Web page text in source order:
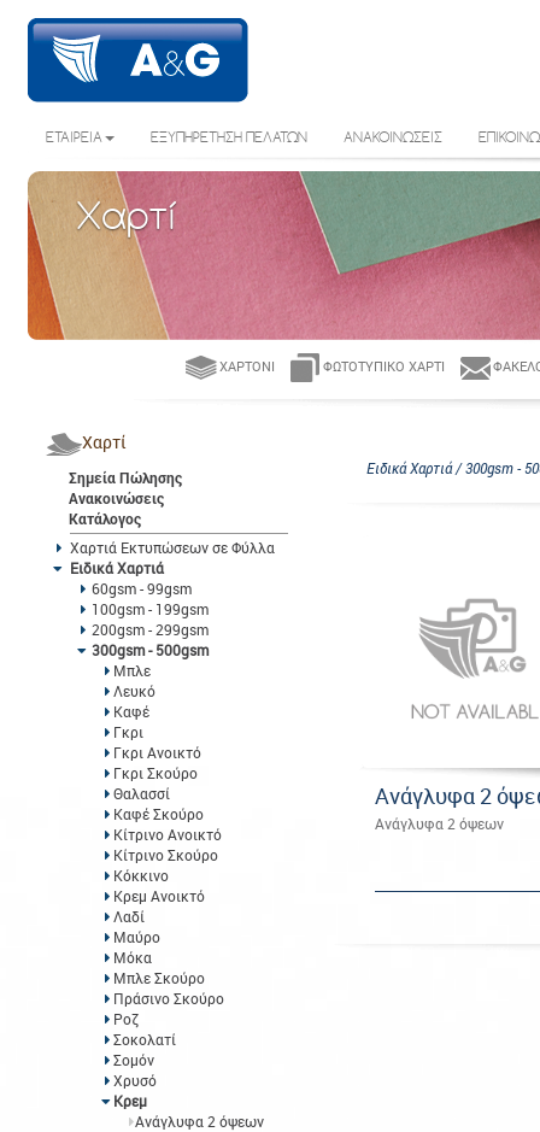
ΕΤΑΙΡΕΙΑ ΕΞΥΠΗΡΕΤΗΣΗ ΠΕΛΑΤΩΝ ΑΝΑΚΟΙΝΩΣΕΙΣ
Χαρτί
ΧΑΡΤΌΝΙ ΦΩΤΟΤΥΠΙΚΌ ΧΑΡΤΊ
Χαρτί
Σημεία Πώλησης
Ανακοινώσεις
Κατάλογος
Χαρτιά Εκτυπώσεων σε Φύλλα
Ειδικά Χαρτιά
60gsm - 99gsm
100gsm - 199gsm
200gsm - 299gsm
300gsm - 500gsm
Μπλε
Λευκό
Καφέ
Γκρι
Γκρι Ανοικτό
Γκρι Σκούρο
Θαλασσί
Καφέ Σκούρο
Κίτρινο Ανοικτό
Κίτρινο Σκούρο
Κόκκινο
Κρεμ Ανοικτό
Λαδί
Μαύρο
Μόκα
Μπλε Σκούρο
Πράσινο Σκούρο
Ροζ
Σοκολατί
Σομόν
Χρυσό
Κρεμ
Ανάγλυφα 2 όψεων
Ειδικά Χαρτιά / 300gsm -
Ανάγλυφα 2
Ανάγλυφα 2 όψεων